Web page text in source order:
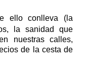
ello conlleva (la
la sanidad que
nuestras calles,
de la cesta de